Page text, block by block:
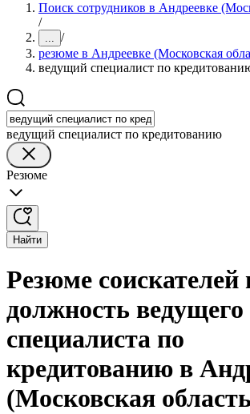
Поиск сотрудников в Андреевке
/
... /
резюме в Андреевке (Московская
ведущий специалист по
ведущий специалист по кредитованию
Резюме
Найти
Резюме соискателей
должность ведущего
специалиста по
кредитованию в
(Московская